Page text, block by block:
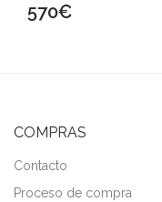
570€
COMPRAS
Contacto
Proceso de compra